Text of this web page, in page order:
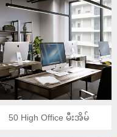
50 High Office မီးအိမ်